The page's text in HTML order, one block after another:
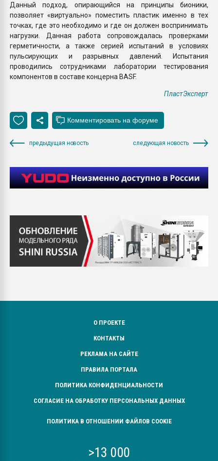
Данный подход, опирающийся на принципы бионики,
позволяет «виртуально» поместить пластик именно в тех
точках, где это необходимо и где он должен воспринимать
нагрузки. Данная работа сопровождалась проверками
герметичности, а также серией испытаний в условиях
пульсирующих и разрывных давлений. Испытания
проводились сотрудниками лаборатории тестирования
компонентов в составе концерна BASF.
ПластЭксперт
предыдущая новость следующая новость
О ПРОЕКТЕ
КОНТАКТЫ
РЕКЛАМА НА САЙТЕ
ПРАВИЛА ПОРТАЛА
ПОЛИТИКА КОНФИДЕНЦИАЛЬНОСТИ
СОГЛАСИЕ НА ОБРАБОТКУ ПЕРСОНАЛЬНЫХ ДАННЫХ
ПОЛИТИКА В ОТНОШЕНИИ ФАЙЛОВ COOKIE
>13 000